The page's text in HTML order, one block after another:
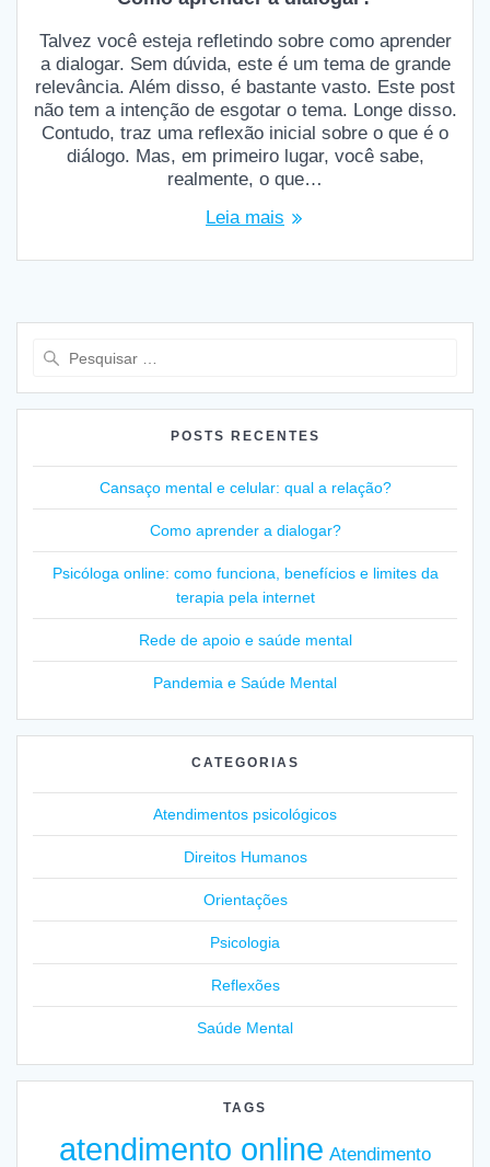
Talvez você esteja refletindo sobre como aprender
a dialogar. Sem dúvida, este é um tema de grande
relevância. Além disso, é bastante vasto. Este post
não tem a intenção de esgotar o tema. Longe disso.
Contudo, traz uma reflexão inicial sobre o que é o
diálogo. Mas, em primeiro lugar, você sabe,
realmente, o que…
Leia mais
POSTS RECENTES
Cansaço mental e celular: qual a relação?
Como aprender a dialogar?
Psicóloga online: como funciona, benefícios e limites da
terapia pela internet
Rede de apoio e saúde mental
Pandemia e Saúde Mental
CATEGORIAS
Atendimentos psicológicos
Direitos Humanos
Orientações
Psicologia
Reflexões
Saúde Mental
TAGS
atendimento online Atendimento